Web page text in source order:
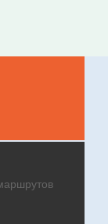
маршрутов